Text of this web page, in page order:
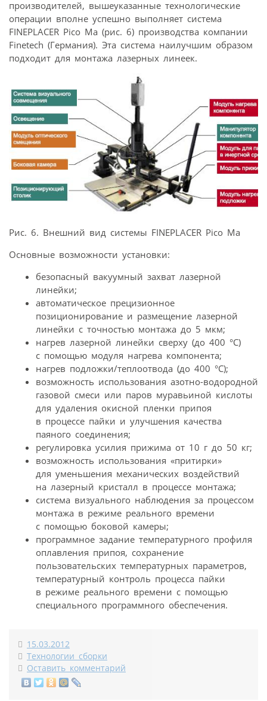
производителей, вышеуказанные технологические
операции вполне успешно выполняет система
FINEPLACER Pico Ma (рис. 6) производства компании
Finetech (Германия). Эта система наилучшим образом
подходит для монтажа лазерных линеек.
Рис. 6. Внешний вид системы FINEPLACER Pico Ma
Основные возможности установки:
безопасный вакуумный захват лазерной
линейки;
автоматическое прецизионное
позиционирование и размещение лазерной
линейки с точностью монтажа до 5 мкм;
нагрев лазерной линейки сверху (до 400 °C)
с помощью модуля нагрева компонента;
нагрев подложки/теплоотвода (до 400 °C);
возможность использования азотно-водородной
газовой смеси или паров муравьиной кислоты
для удаления окисной пленки припоя
в процессе пайки и улучшения качества
паяного соединения;
регулировка усилия прижима от 10 г до 50 кг;
возможность использования «притирки»
для уменьшения механических воздействий
на лазерный кристалл в процессе монтажа;
система визуального наблюдения за процессом
монтажа в режиме реального времени
с помощью боковой камеры;
программное задание температурного профиля
оплавления припоя, сохранение
пользовательских температурных параметров,
температурный контроль процесса пайки
в режиме реального времени с помощью
специального программного обеспечения.
15.03.2012
Технологии сборки
Оставить комментарий